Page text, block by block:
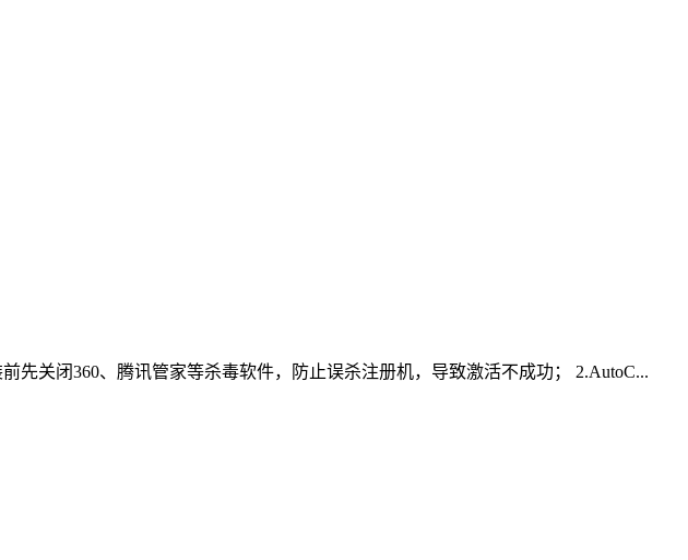
先关闭360、腾讯管家等杀毒软件，防止误杀注册机，导致激活不成功； 2.AutoC...